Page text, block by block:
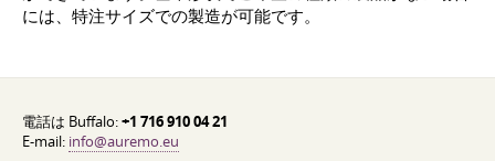
には、特注サイズでの製造が可能です。
電話は Buffalo:+1 716 910 04 21
E-mail: info@auremo.eu